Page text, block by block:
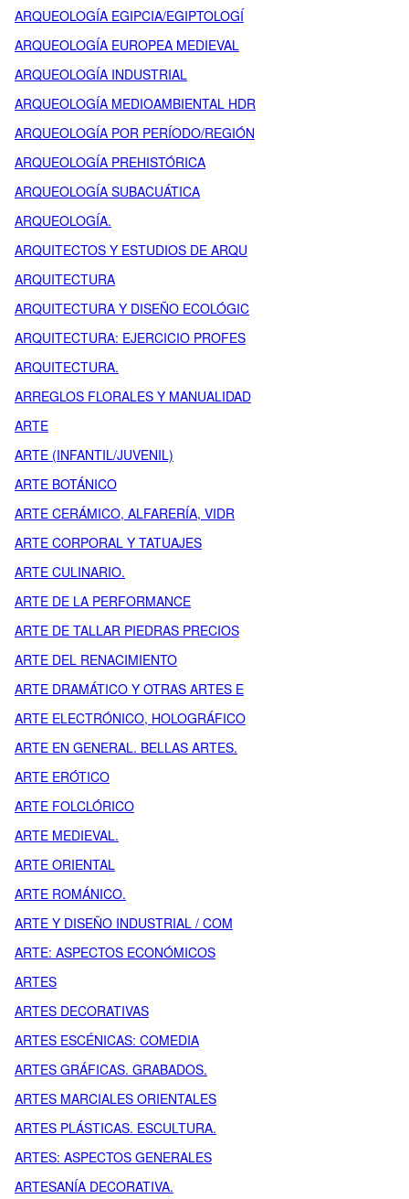
ARQUEOLOGÍA EGIPCIA/EGIPTOLOGÍ
ARQUEOLOGÍA EUROPEA MEDIEVAL
ARQUEOLOGÍA INDUSTRIAL
ARQUEOLOGÍA MEDIOAMBIENTAL HDR
ARQUEOLOGÍA POR PERÍODO/REGIÓN
ARQUEOLOGÍA PREHISTÓRICA
ARQUEOLOGÍA SUBACUÁTICA
ARQUEOLOGÍA.
ARQUITECTOS Y ESTUDIOS DE ARQU
ARQUITECTURA
ARQUITECTURA Y DISEÑO ECOLÓGIC
ARQUITECTURA: EJERCICIO PROFES
ARQUITECTURA.
ARREGLOS FLORALES Y MANUALIDAD
ARTE
ARTE (INFANTIL/JUVENIL)
ARTE BOTÁNICO
ARTE CERÁMICO, ALFARERÍA, VIDR
ARTE CORPORAL Y TATUAJES
ARTE CULINARIO.
ARTE DE LA PERFORMANCE
ARTE DE TALLAR PIEDRAS PRECIOS
ARTE DEL RENACIMIENTO
ARTE DRAMÁTICO Y OTRAS ARTES E
ARTE ELECTRÓNICO, HOLOGRÁFICO
ARTE EN GENERAL. BELLAS ARTES.
ARTE ERÓTICO
ARTE FOLCLÓRICO
ARTE MEDIEVAL.
ARTE ORIENTAL
ARTE ROMÁNICO.
ARTE Y DISEÑO INDUSTRIAL / COM
ARTE: ASPECTOS ECONÓMICOS
ARTES
ARTES DECORATIVAS
ARTES ESCÉNICAS: COMEDIA
ARTES GRÁFICAS. GRABADOS.
ARTES MARCIALES ORIENTALES
ARTES PLÁSTICAS. ESCULTURA.
ARTES: ASPECTOS GENERALES
ARTESANÍA DECORATIVA.